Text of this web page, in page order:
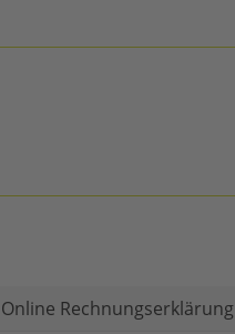
Online Rechnungserklärung